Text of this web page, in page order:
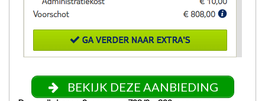
BEKIJK DEZE AANBIEDING